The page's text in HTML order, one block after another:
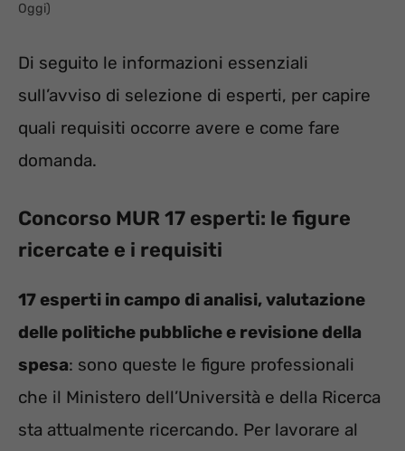
Oggi)
Di seguito le informazioni essenziali
sull’avviso di selezione di esperti, per capire
quali requisiti occorre avere e come fare
domanda.
Concorso MUR 17 esperti: le figure
ricercate e i requisiti
17 esperti in campo di analisi, valutazione
delle politiche pubbliche e revisione della
spesa: sono queste le figure professionali
che il Ministero dell’Università e della Ricerca
sta attualmente ricercando. Per lavorare al